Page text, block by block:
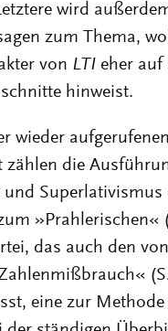
wird
zum Thema,
von LTI eher auf
hinweist.
wieder
zählen die
Superlativismus
»Prahlerischen«
das auch den
eine zur Methode